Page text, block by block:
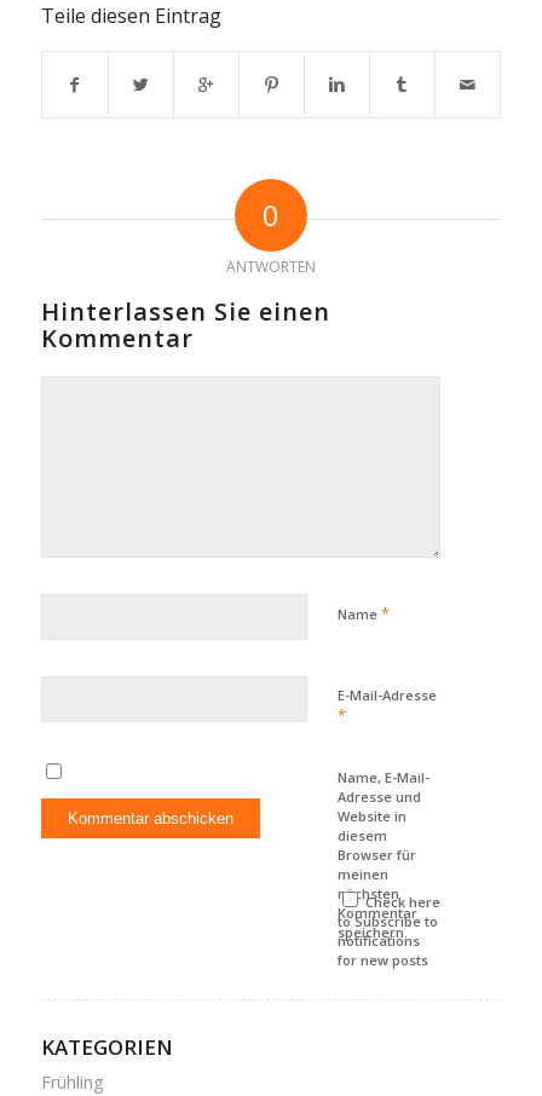
Teile diesen Eintrag
0
ANTWORTEN
Hinterlassen Sie einen
Kommentar
Name *
E-Mail-Adresse
*
Name, E-Mail-
Adresse und
Website in
diesem
Browser für
meinen
nächsten
Kommentar
speichern.
Check here
to Subscribe to
notifications
for new posts
KATEGORIEN
Frühling